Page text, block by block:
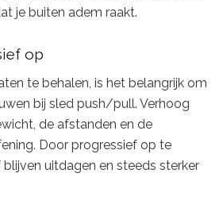
je buiten adem raakt.
op
te behalen, is het belangrijk om
bij sled push/pull. Verhoog
de afstanden en de
Door progressief op te
uitdagen en steeds sterker